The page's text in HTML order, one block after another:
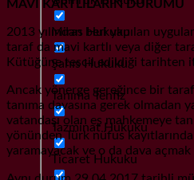
Miras Hukuku
Şahıs Hukuku
Tanıma Tenfiz
Tazminat Hukuku
Ticaret Hukuku
MAVİ KARTLILARIN DURUMU
2013 yılından beri yapılan
taraf da mavi kartlı veya diğer
Kütüğüne tescil edildiği tarihten
Ancak yönerge gereğince bir
tanıma davasına gerek olmadan
vatandaşı olan eş mahkemeye
yönünden Türk nüfus
yaramayacak ve o da dava